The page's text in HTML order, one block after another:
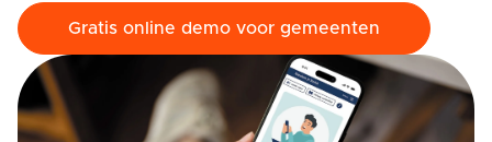
Gratis online demo voor gemeenten